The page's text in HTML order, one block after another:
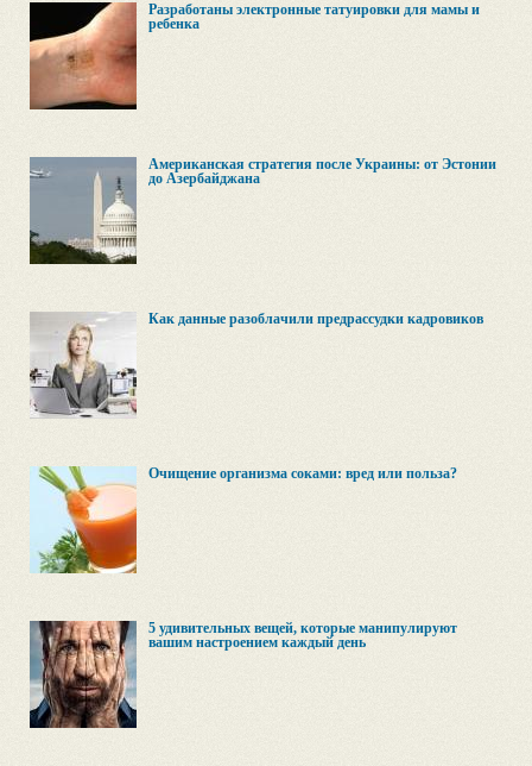
Разработаны электронные татуировки для мамы и
ребенка
Американская стратегия после Украины: от Эстонии
до Азербайджана
Как данные разоблачили предрассудки кадровиков
Очищение организма соками: вред или польза?
5 удивительных вещей, которые манипулируют
вашим настроением каждый день